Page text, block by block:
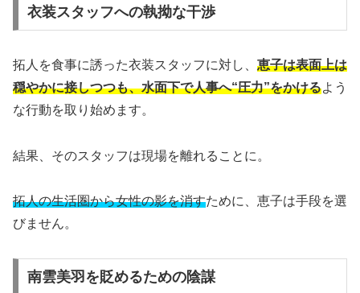
衣装スタッフへの執拗な干渉
拓人を食事に誘った衣装スタッフに対し、 恵子は表面上は
穏やかに接しつつも、水面下で人事へ“圧力”をかけるよう
な行動を取り始めます。
結果、そのスタッフは現場を離れることに。
拓人の生活圏から女性の影を消すために、恵子は手段を選
びません。
南雲美羽を貶めるための陰謀